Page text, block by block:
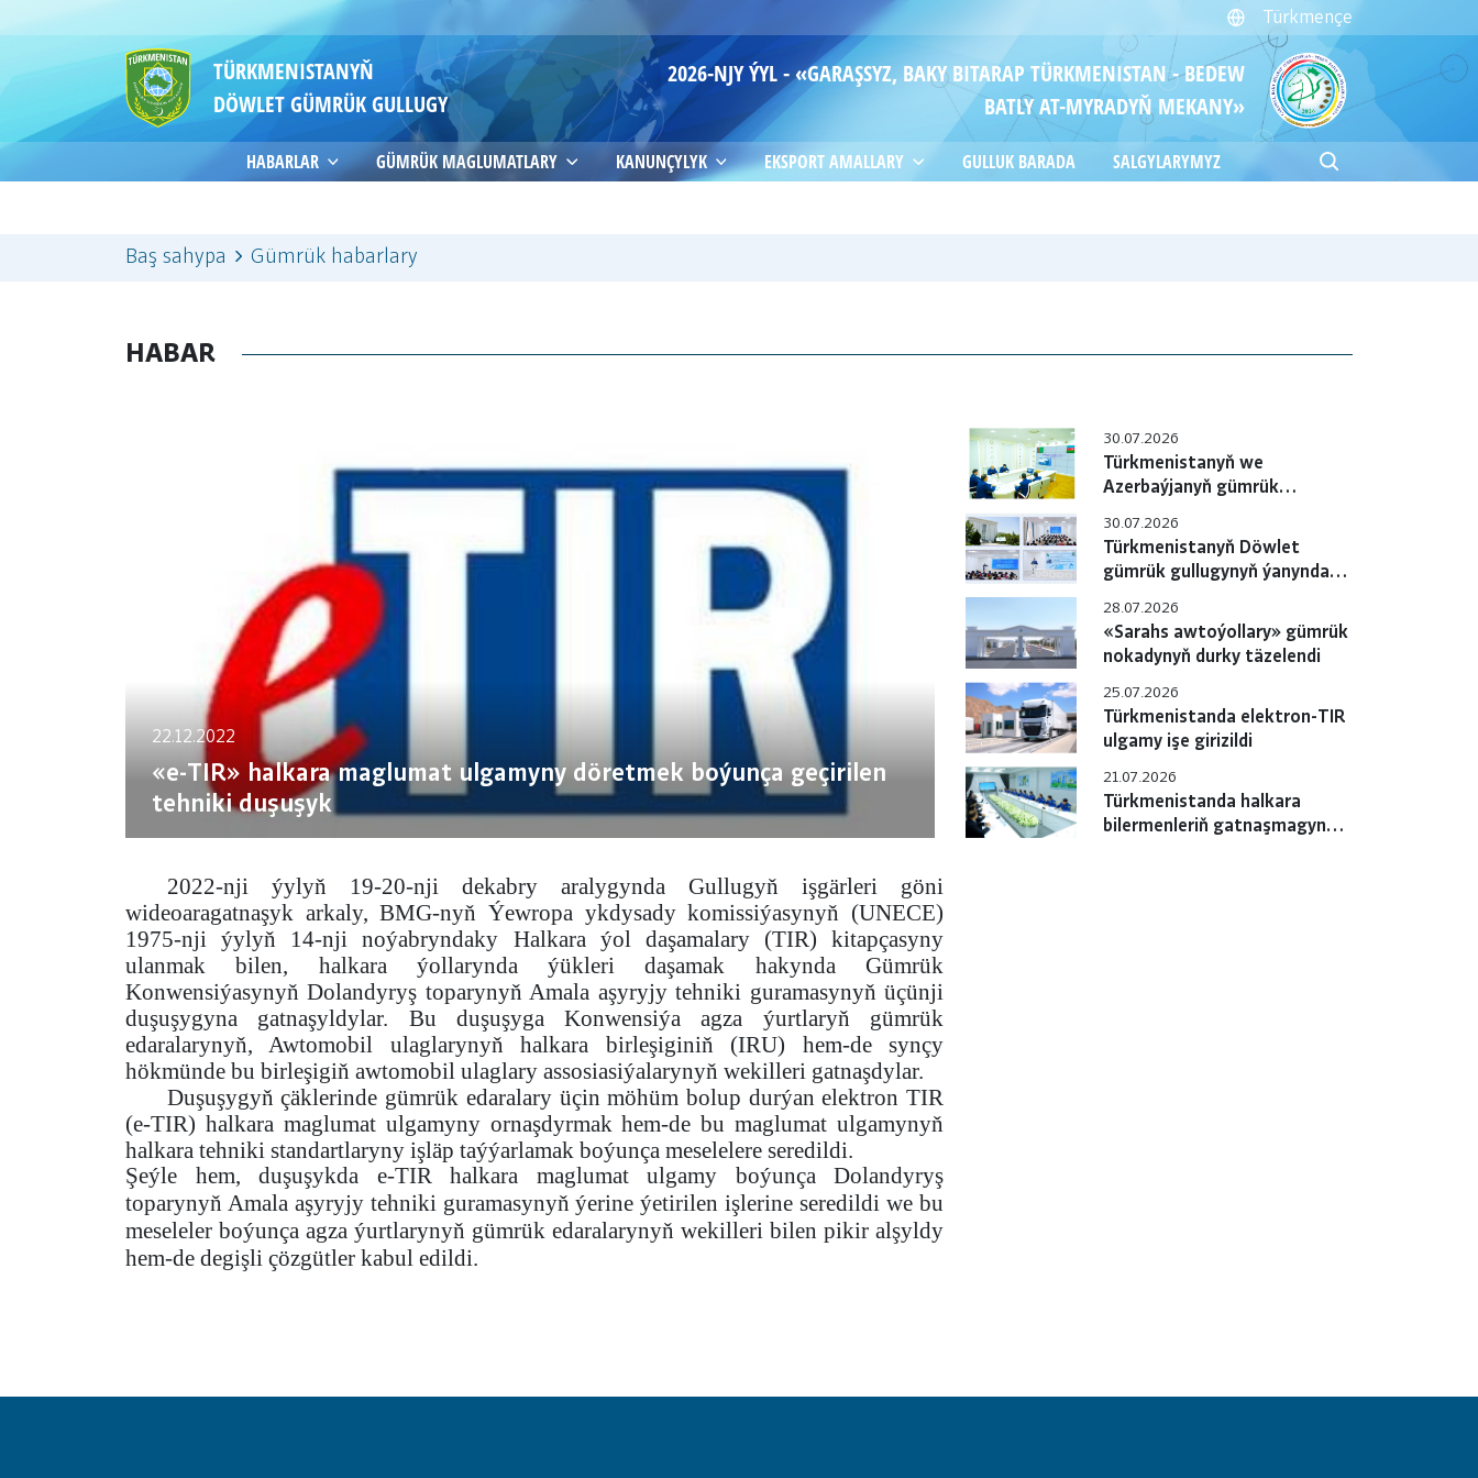
Türkmençe
TÜRKMENISTANYŇ
DÖWLET GÜMRÜK GULLUGY
2026-NJY ÝYL - «GARAŞSYZ, BAKY BITARAP TÜRKMENISTAN - BEDEW
BATLY AT-MYRADYŇ MEKANY»
HABARLAR GÜMRÜK MAGLUMATLARY KANUNÇYLYK EKSPORT AMALLARY GULLUK BARADA SALGYLARYMYZ
Baş sahypa Gümrük habarlary
HABAR
22.12.2022
«e-TIR» halkara maglumat ulgamyny döretmek boýunça geçirilen
tehniki duşuşyk
30.07.2026
Türkmenistanyň we
Azerbaýjanyň gümrük
hyzmatdaşlygyň meselelerini
ara alyp maslahatlaşdylar
30.07.2026
Türkmenistanyň Döwlet
gümrük gullugynyň ýanyndaky
okuw-maslahaty geçirildi
28.07.2026
«Sarahs awtoýollary» gümrük
nokadynyň durky täzelendi
25.07.2026
Türkmenistanda elektron-TIR
ulgamy işe girizildi
21.07.2026
Türkmenistanda halkara
bilermenleriň gatnaşmagynda
2022-nji ýylyň 19-20-nji dekabry aralygynda Gullugyň işgärleri göni
wideoaragatnaşyk arkaly, BMG-nyň Ýewropa ykdysady komissiýasynyň (UNECE)
1975-nji ýylyň 14-nji noýabryndaky Halkara ýol daşamalary (TIR) kitapçasyny
ulanmak bilen, halkara ýollarynda ýükleri daşamak hakynda Gümrük
Konwensiýasynyň Dolandyryş toparynyň Amala aşyryjy tehniki guramasynyň üçünji
duşuşygyna gatnaşyldylar. Bu duşuşyga Konwensiýa agza ýurtlaryň gümrük
edaralarynyň, Awtomobil ulaglarynyň halkara birleşiginiň (IRU) hem-de synçy
hökmünde bu birleşigiň awtomobil ulaglary assosiasiýalarynyň wekilleri gatnaşdylar.
Duşuşygyň çäklerinde gümrük edaralary üçin möhüm bolup durýan elektron TIR
(e-TIR) halkara maglumat ulgamyny ornaşdyrmak hem-de bu maglumat ulgamynyň
halkara tehniki standartlaryny işläp taýýarlamak boýunça meselelere seredildi.
Şeýle hem, duşuşykda e-TIR halkara maglumat ulgamy boýunça Dolandyryş
toparynyň Amala aşyryjy tehniki guramasynyň ýerine ýetirilen işlerine seredildi we bu
meseleler boýunça agza ýurtlarynyň gümrük edaralarynyň wekilleri bilen pikir alşyldy
hem-de degişli çözgütler kabul edildi.